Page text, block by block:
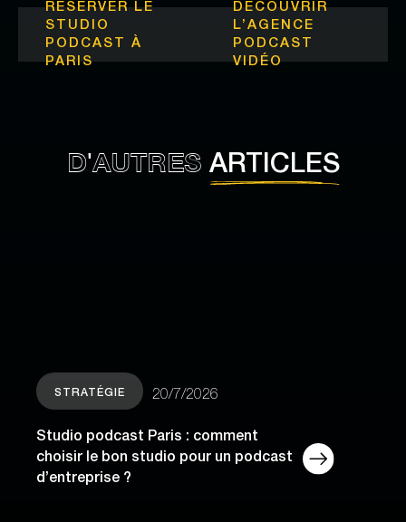
RÉSERVER LE
STUDIO
PODCAST À
PARIS
DÉCOUVRIR
L’ AGENCE
PODCAST
VIDÉO
D'AUTRES ARTICLES
STRATÉGIE 20/7/2026
Studio podcast Paris : comment
choisir le bon studio pour un podcast
d’entreprise ?